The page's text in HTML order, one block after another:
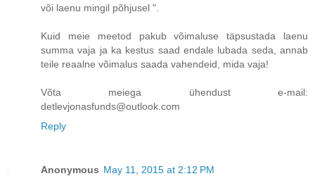
või laenu mingil põhjusel ".
Kuid meie meetod pakub võimaluse täpsustada laenu
summa vaja ja ka kestus saad endale lubada seda, annab
teile reaalne võimalus saada vahendeid, mida vaja!
Võta meiega ühendust e-mail:
detlevjonasfunds@outlook.com
Reply
Anonymous May 11, 2015 at 2:12 PM